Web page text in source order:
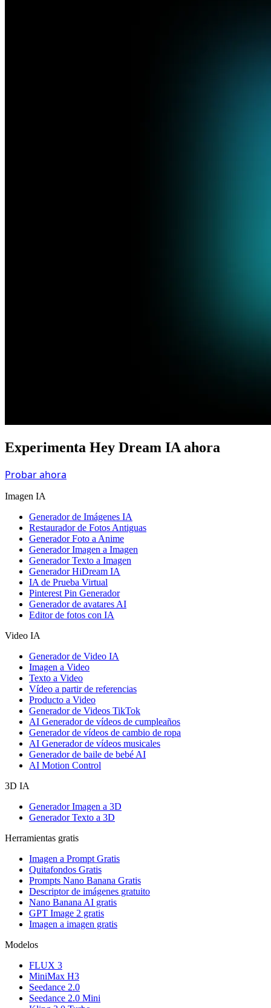
Experimenta Hey Dream IA ahora
Probar ahora
Imagen IA
Generador de Imágenes IA
Restaurador de Fotos Antiguas
Generador Foto a Anime
Generador Imagen a Imagen
Generador Texto a Imagen
Generador HiDream IA
IA de Prueba Virtual
Pinterest Pin Generador
Generador de avatares AI
Editor de fotos con IA
Video IA
Generador de Video IA
Imagen a Video
Texto a Video
Vídeo a partir de referencias
Producto a Video
Generador de Videos TikTok
AI Generador de vídeos de cumpleaños
Generador de vídeos de cambio de ropa
AI Generador de vídeos musicales
Generador de baile de bebé AI
AI Motion Control
3D IA
Generador Imagen a 3D
Generador Texto a 3D
Herramientas gratis
Imagen a Prompt Gratis
Quitafondos Gratis
Prompts Nano Banana Gratis
Descriptor de imágenes gratuito
Nano Banana AI gratis
GPT Image 2 gratis
Imagen a imagen gratis
Modelos
FLUX 3
MiniMax H3
Seedance 2.0
Seedance 2.0 Mini